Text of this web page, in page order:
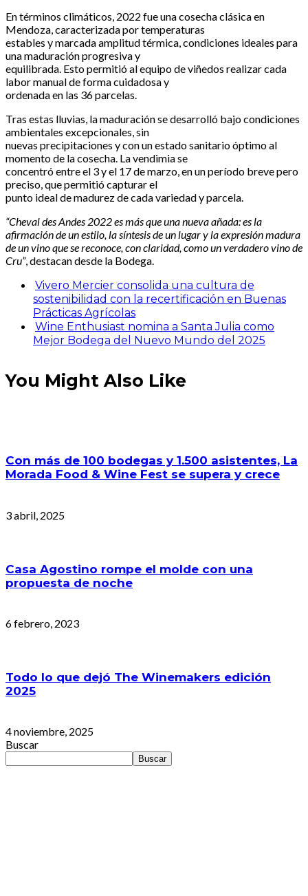
En términos climáticos, 2022 fue una cosecha clásica en
Mendoza, caracterizada por temperaturas
estables y marcada amplitud térmica, condiciones ideales para
una maduración progresiva y
equilibrada. Esto permitió al equipo de viñedos realizar cada
labor manual de forma cuidadosa y
ordenada en las 36 parcelas.
Tras estas lluvias, la maduración se desarrolló bajo condiciones
ambientales excepcionales, sin
nuevas precipitaciones y con un estado sanitario óptimo al
momento de la cosecha. La vendimia se
concentró entre el 3 y el 17 de marzo, en un período breve pero
preciso, que permitió capturar el
punto ideal de madurez de cada variedad y parcela.
“Cheval des Andes 2022 es más que una nueva añada: es la
afirmación de un estilo, la síntesis de un lugar y la expresión madura
de un vino que se reconoce, con claridad, como un verdadero vino de
Cru”, destacan desde la Bodega.
Vivero Mercier consolida una cultura de
sostenibilidad con la recertificación en Buenas
Prácticas Agrícolas
Wine Enthusiast nomina a Santa Julia como
Mejor Bodega del Nuevo Mundo del 2025
You Might Also Like
Con más de 100 bodegas y 1.500 asistentes, La
Morada Food & Wine Fest se supera y crece
3 abril, 2025
Casa Agostino rompe el molde con una
propuesta de noche
6 febrero, 2023
Todo lo que dejó The Winemakers edición
2025
4 noviembre, 2025
Buscar
Buscar